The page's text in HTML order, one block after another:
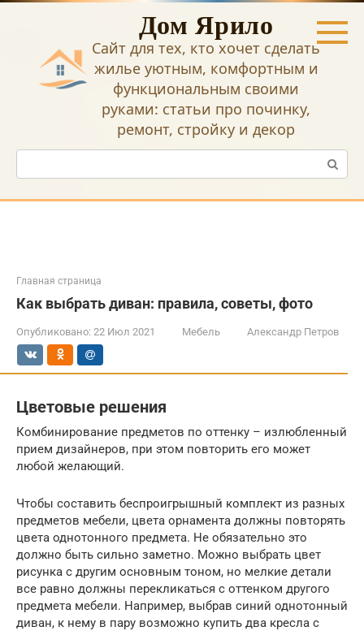
Перейти
Дом Ярило
Сайт для тех, кто хочет сделать
жилье уютным, комфортным и
функциональным своими
руками: статьи про починку,
ремонт, стройку и декор
Поиск:
Главная страница
Как выбрать диван: правила, советы, фото
Опубликовано: 22 Июл 2021 Мебель Александр Петров
Цветовые решения
Комбинирование предметов по оттенку – излюбленный
прием дизайнеров, при этом повторить его может
любой желающий.
Чтобы составить беспроигрышный комплект из разных
предметов мебели, цвета орнамента должны повторять
цвета однотонного предмета. Не обязательно это
должно быть сильно заметно. Можно выбрать цвет
рисунка с другим основным тоном, но мелкие детали
все равно должны перекликаться с оттенком другого
предмета мебели. Например, выбрав синий однотонный
диван, к нему в пару возможно купить два кресла с